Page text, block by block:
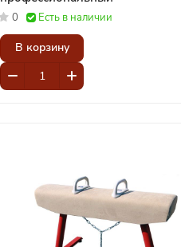
0 Есть в наличии
В корзину